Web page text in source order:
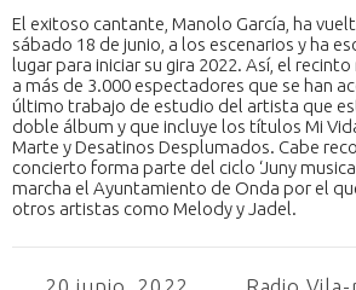
El exitoso cantante, Manolo García, ha
sábado 18 de junio, a los escenarios y ha
lugar para iniciar su gira 2022. Así, el
a más de 3.000 espectadores que se han
último trabajo de estudio del artista que
doble álbum y que incluye los títulos Mi
Marte y Desatinos Desplumados. Cabe
concierto forma parte del ciclo ‘Juny
marcha el Ayuntamiento de Onda por el
otros artistas como Melody y Jadel.